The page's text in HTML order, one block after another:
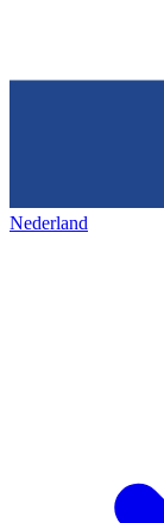
Nederland